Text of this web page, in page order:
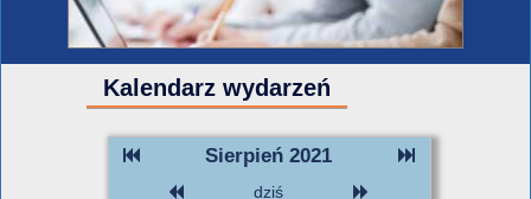
Kalendarz wydarzeń
Sierpień 2021
dziś